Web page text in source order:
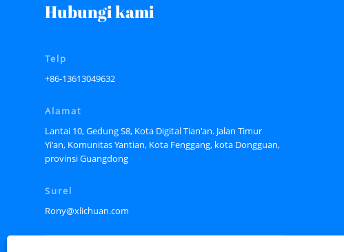
Hubungi kami
Telp
+86-13613049632
Alamat
Lantai 10, Gedung S8, Kota Digital Tian'an. Jalan Timur
Yi'an, Komunitas Yantian, Kota Fenggang, kota Dongguan,
provinsi Guangdong
Surel
Rony@xlichuan.com